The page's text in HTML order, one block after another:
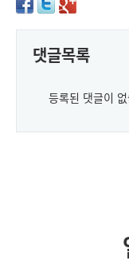
댓글목록
등록된 댓글이